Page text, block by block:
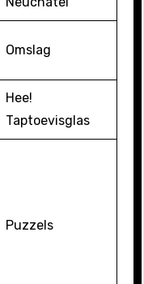
Omslag
Hee!
Taptoevisglas
Puzzels